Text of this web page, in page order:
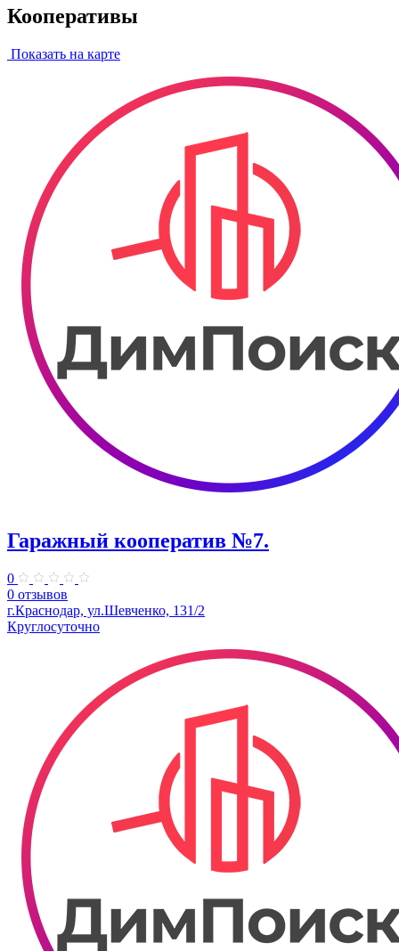
Кооперативы
Показать на карте
Гаражный кооператив №7.
0
0 отзывов
г.Краснодар, ул.Шевченко, 131/2
Круглосуточно